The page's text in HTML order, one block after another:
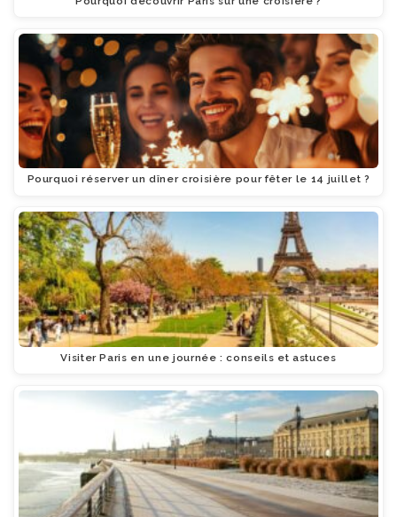
Pourquoi réserver un dîner croisière pour fêter le 14 juillet ?
Visiter Paris en une journée : conseils et astuces